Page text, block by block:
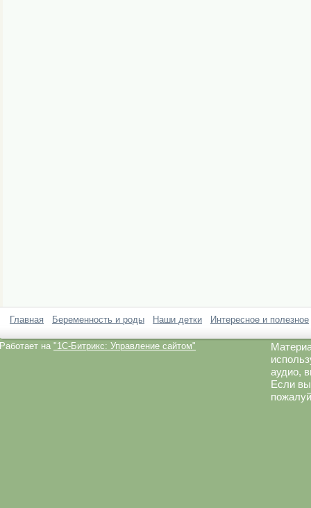
Главная Беременность и роды Наши детки Интересное и полезное
Работает на "1C-Битрикс: Управление сайтом"
аудио,
Если вы